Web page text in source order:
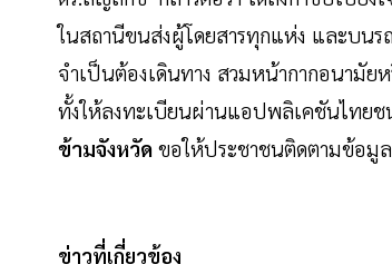
ในสถานีขนส่งผู้โดยสารทุกแห่ง และบนร
จำเป็นต้องเดินทาง สวมหน้ากากอนามัย
ทั้งให้ลงทะเบียนผ่านแอปพลิเคชันไทยช
ข้ามจังหวัด ขอให้ประชาชนติดตามข้อมู
ข่าวที่เกี่ยวข้อง